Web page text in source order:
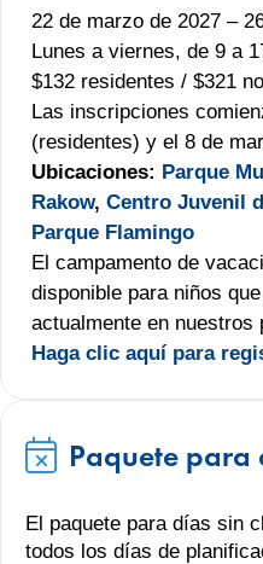
22 de marzo de 2027 –
Lunes a viernes, de 9 a
$132 residentes / $321
Las inscripciones
(residentes) y el 8 de
Ubicaciones: Parque
Rakow, Centro Juvenil
Parque Flamingo
El campamento de
disponible para niños
actualmente en
Haga clic aquí para
Paquete para
El paquete para días sin
todos los días de